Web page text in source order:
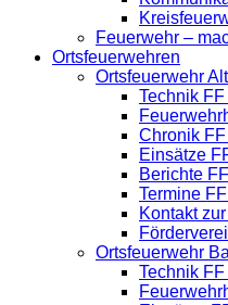
Feuerwehr –
Ortsfeuerwehren
Ortsfeuerwehr
Technik
Chronik
Einsätze
Berichte
Termine
Kontakt
Ortsfeuerwehr
Technik